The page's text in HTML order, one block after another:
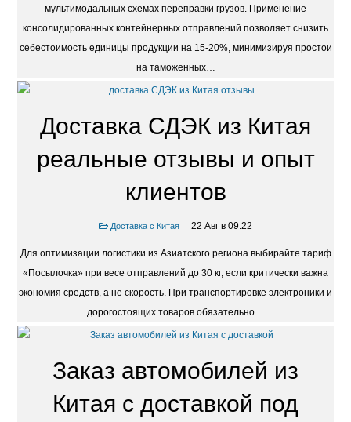
мультимодальных схемах переправки грузов. Применение
консолидированных контейнерных отправлений позволяет снизить
себестоимость единицы продукции на 15-20%, минимизируя простои
на таможенных…
Доставка СДЭК из Китая
реальные отзывы и опыт
клиентов
Доставка с Китая 22 Авг в 09:22
Для оптимизации логистики из Азиатского региона выбирайте тариф
«Посылочка» при весе отправлений до 30 кг, если критически важна
экономия средств, а не скорость. При транспортировке электроники и
дорогостоящих товаров обязательно…
Заказ автомобилей из
Китая с доставкой под